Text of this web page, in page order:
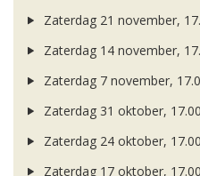
Zaterdag 21 november,
Zaterdag 14 november,
Zaterdag 7 november,
Zaterdag 31 oktober,
Zaterdag 24 oktober,
Zaterdag 17 oktober,